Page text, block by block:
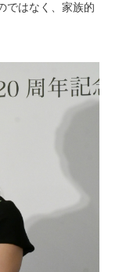
ではなく、家族的